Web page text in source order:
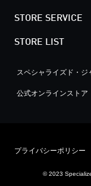
STORE SERVICE
STORE LIST
スペシャライズド・ジ
公式オンラインストア
プライバシーポリシー
© 2023